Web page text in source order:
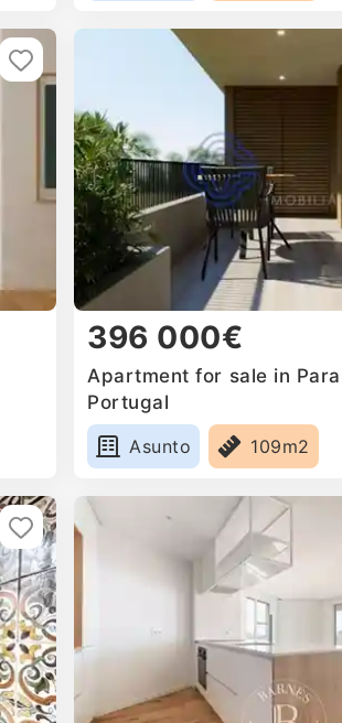
396 000€
Apartment for sale in
Portugal
Asunto
109m2